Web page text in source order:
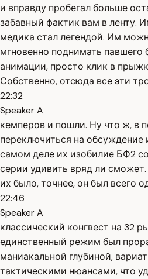
и вправду пробегал больше
забавный фактик вам в ленту.
медика стал легендой. Им
мгновенно поднимать павшего
анимации, просто клик в
Собственно, отсюда все эти
22:32
Speaker A
кемперов и пошли. Ну что ж, в
переключиться на
самом деле их изобилие БФ2
серии удивить вряд ли
их было, точнее, он был всего
22:46
Speaker A
классический конгвест на 32
единственный режим был
маниакальной глубиной,
тактическими нюансами, что